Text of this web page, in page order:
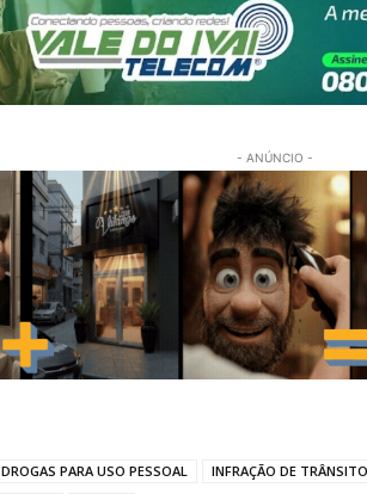
- ANÚNCIO -
DROGAS PARA USO PESSOAL INFRAÇÃO DE TRÂNSITO